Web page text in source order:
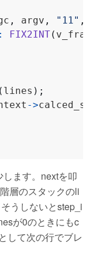
, argv , "11" ,
: FIX2INT(
( lines );
->
ます。nextを叩
層のスタックのli
うしないとstep_i
が0のときにもc
して次の行でブレ